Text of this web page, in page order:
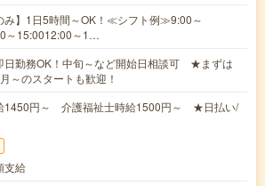
】1日5時間～OK！≪シフト例≫9:00～
～15:0012:00～1…
日勤務OK！中旬～など開始日相談可 ★まずは
～のスタートも歓迎！
1450円～ 介護福祉士時給1500円～ ★日払い/
支給